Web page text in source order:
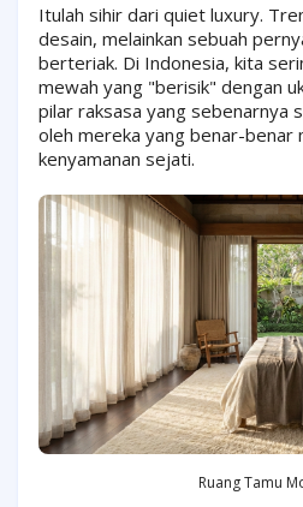
Itulah sihir dari quiet luxury.
desain, melainkan sebuah
berteriak. Di Indonesia, kita
mewah yang "berisik" dengan
pilar raksasa yang sebenarnya
oleh mereka yang benar-benar
kenyamanan sejati.
Ruang Tamu